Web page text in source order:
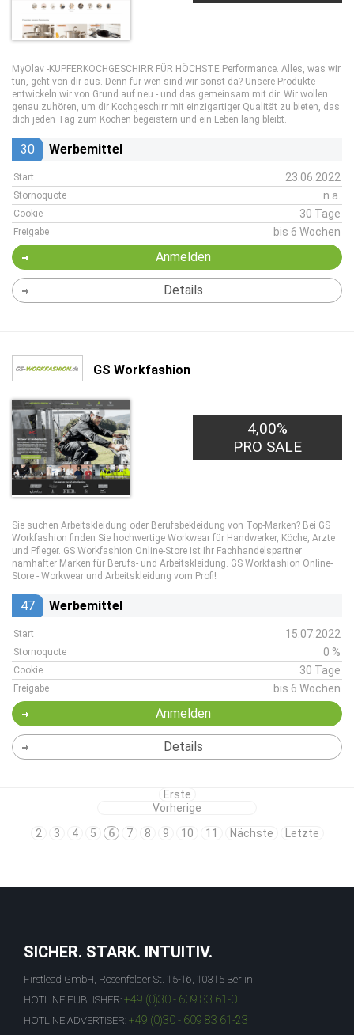
MyOlav -KUPFERKOCHGESCHIRR FÜR HÖCHSTE Performance. Alles, was wir
tun, geht von dir aus. Denn für wen sind wir sonst da? Unsere Produkte
entwickeln wir von Grund auf neu - und das gemeinsam mit dir. Wir wollen
genau zuhören, um dir Kochgeschirr mit einzigartiger Qualität zu bieten, das
dich jeden Tag zum Kochen begeistern und ein Leben lang bleibt.
30 Werbemittel
Start 23.06.2022
Stornoquote n.a.
Cookie 30 Tage
Freigabe bis 6 Wochen
Anmelden
Details
GS Workfashion
4,00%
PRO SALE
Sie suchen Arbeitskleidung oder Berufsbekleidung von Top-Marken? Bei GS
Workfashion finden Sie hochwertige Workwear für Handwerker, Köche, Ärzte
und Pfleger. GS Workfashion Online-Store ist Ihr Fachhandelspartner
namhafter Marken für Berufs- und Arbeitskleidung. GS Workfashion Online-
Store - Workwear und Arbeitskleidung vom Profi!
47 Werbemittel
Start 15.07.2022
Stornoquote 0 %
Cookie 30 Tage
Freigabe bis 6 Wochen
Anmelden
Details
Erste
Vorherige
2
3 4 5 6 7 8 9 10 11 Nächste Letzte
SICHER. STARK. INTUITIV.
Firstlead GmbH, Rosenfelder St. 15-16, 10315 Berlin
HOTLINE PUBLISHER: +49 (0)30 - 609 83 61-0
HOTLINE ADVERTISER: +49 (0)30 - 609 83 61-23